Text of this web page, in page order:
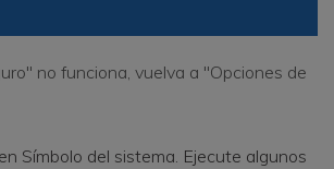
no funciona, vuelva a "Opciones de
Símbolo del sistema. Ejecute algunos